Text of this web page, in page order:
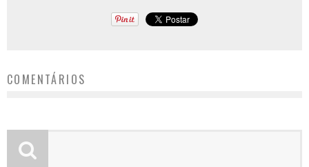
COMENTÁRIOS